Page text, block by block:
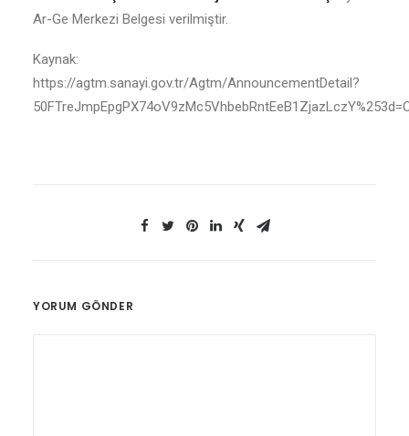
Ar-Ge Merkezi Belgesi verilmiştir.
Kaynak:
https://agtm.sanayi.gov.tr/Agtm/AnnouncementDetail?
YORUM GÖNDER